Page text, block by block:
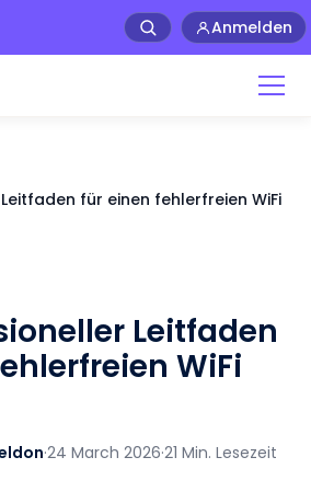
Anmelden
für einen fehlerfreien WiFi
Leitfaden
WiFi
·24 March 2026·21 Min. Lesezeit